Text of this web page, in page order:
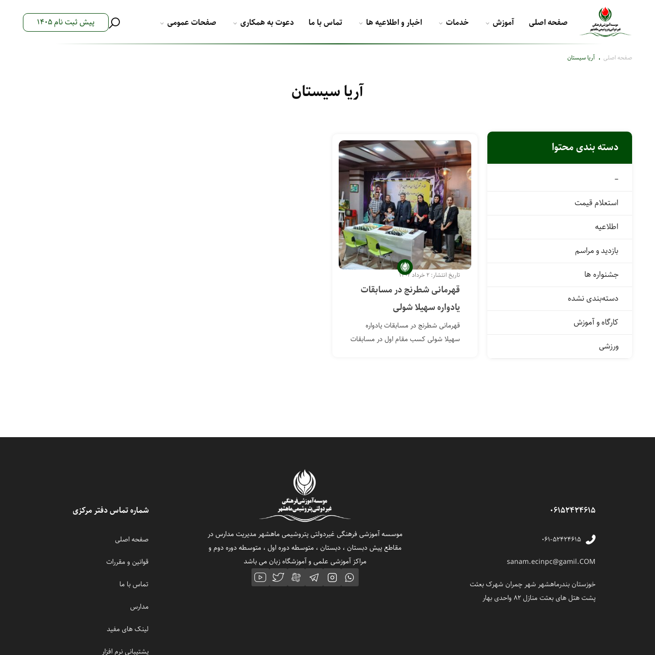
صفحه اصلی آموزش خدمات اخبار و اطلاعیه ها تماس با ما دعوت به همکاری صفحات عمومی پیش ثبت نام 1405
صفحه اصلی آریا سیستان
آریا سیستان
دسته بندی محتوا
–
استعلام قیمت
اطلاعیه
بازدید و مراسم
جشنواره ها
دسته‌بندی نشده
کارگاه و آموزش
ورزشی
تاریخ انتشار: ۲ خرداد ۱۴۰۲
قهرمانی شطرنج در مسابقات
یادواره سهیلا شولی
قهرمانی شطرنج در مسابقات یادواره
سهیلا شولی کسب مقام اول در مسابقات
06152424615
۰۶۱-۵۲۴۲۴۶۱۵
sanam.ecinpc@gamil.COM
خوزستان بندرماهشهر شهر چمران شهرک بعثت
پشت هتل های بعثت منازل 82 واحدی بهار
موسسه آموزشی فرهنگی غیردولتی پتروشیمی ماهشهر مدیریت مدارس در
مقاطع پیش دبستان ، دبستان ، متوسطه دوره اول ، متوسطه دوره دوم و
مراکز آموزشی علمی و آموزشگاه زبان می باشد
شماره تماس دفتر مرکزی
صفحه اصلی
قوانین و مقررات
تماس با ما
مدارس
لینک های مفید
پشتیبانی نرم افزار